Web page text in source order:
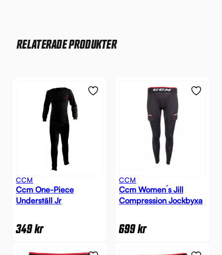
RELATERADE PRODUKTER
CCM
Ccm One-Piece
Underställ Jr
349kr
CCM
Ccm Women´s Jill
Compression Jockbyxa
699kr